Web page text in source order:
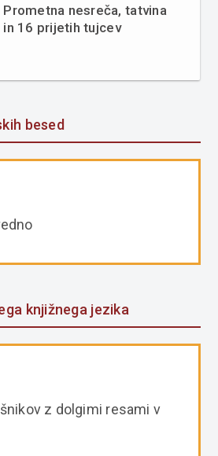
Prometna nesreča, tatvina
in 16 prijetih tujcev
besed
knjižnega jezika
z dolgimi resami v